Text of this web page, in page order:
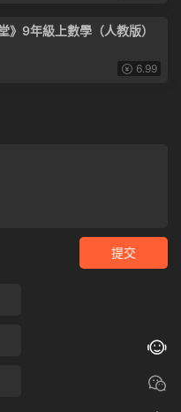
》9年級上數學（人教版）
6.99
提交